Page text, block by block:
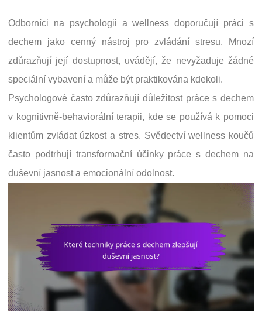
Odborníci na psychologii a wellness doporučují práci s
dechem jako cenný nástroj pro zvládání stresu. Mnozí
zdůrazňují její dostupnost, uvádějí, že nevyžaduje žádné
speciální vybavení a může být praktikována kdekoli.
Psychologové často zdůrazňují důležitost práce s dechem
v kognitivně-behaviorální terapii, kde se používá k pomoci
klientům zvládat úzkost a stres. Svědectví wellness koučů
často podtrhují transformační účinky práce s dechem na
duševní jasnost a emocionální odolnost.